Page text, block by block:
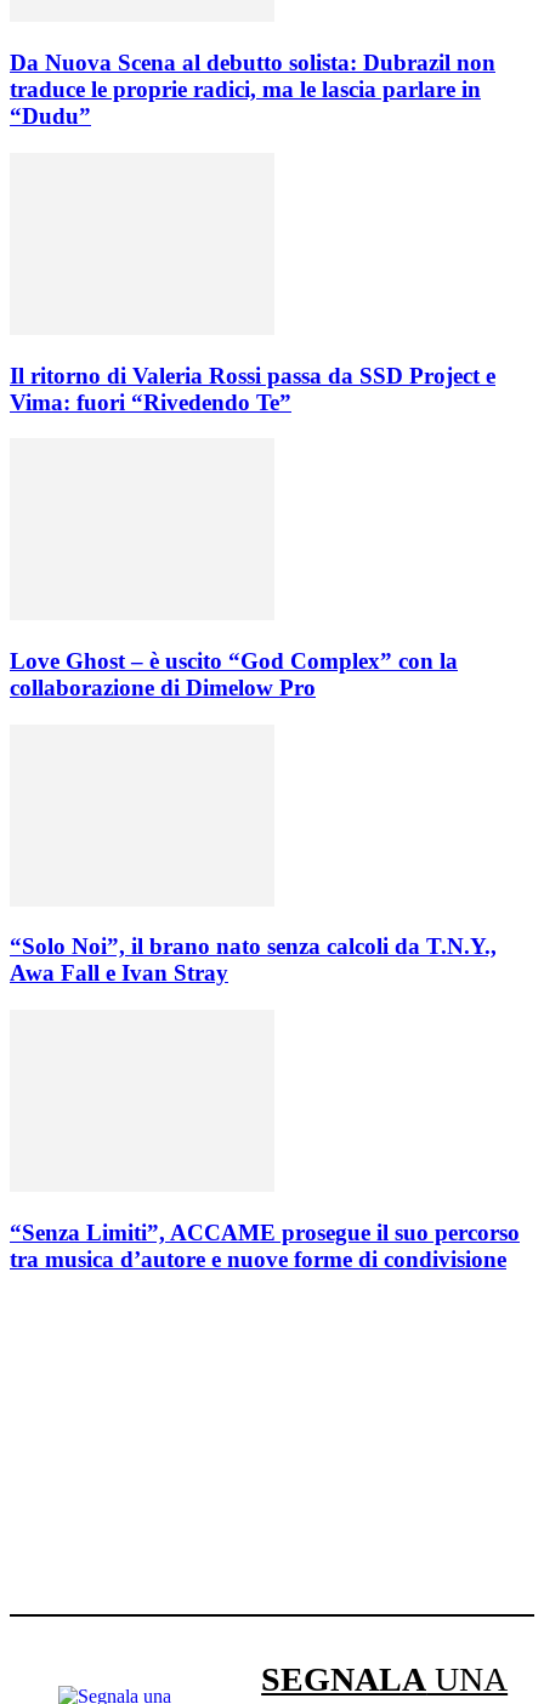
Da Nuova Scena al debutto solista: Dubrazil non
traduce le proprie radici, ma le lascia parlare in
“Dudu”
Il ritorno di Valeria Rossi passa da SSD Project e
Vima: fuori “Rivedendo Te”
Love Ghost – è uscito “God Complex” con la
collaborazione di Dimelow Pro
“Solo Noi”, il brano nato senza calcoli da T.N.Y.,
Awa Fall e Ivan Stray
“Senza Limiti”, ACCAME prosegue il suo percorso
tra musica d’autore e nuove forme di condivisione
SEGNALA UNA